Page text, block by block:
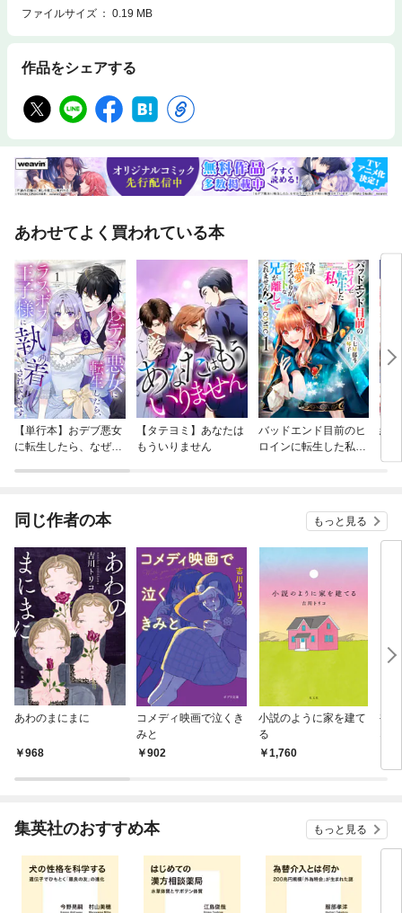
ファイルサイズ
0.19 MB
作品をシェアする
あわせてよく買われている本
【単行本】おデブ悪女
に転生したら、なぜか
【タテヨミ】あなたは
もういりません
バッドエンド目前のヒ
ロインに転生した私、
結
同じ作者の本 もっと見る
あわのまにまに
968
コメディ映画で泣くき
みと
902
小説のように家を建て
る
1,760
裸
な
集英社のおすすめ本 もっと見る